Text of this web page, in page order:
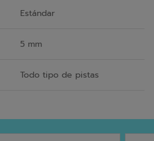
Estándar
5 mm
Todo tipo de pistas